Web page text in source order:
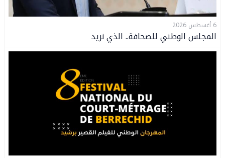
6 أغسطس 2026
المجلس الوطني للصحافة.. الذي نريد